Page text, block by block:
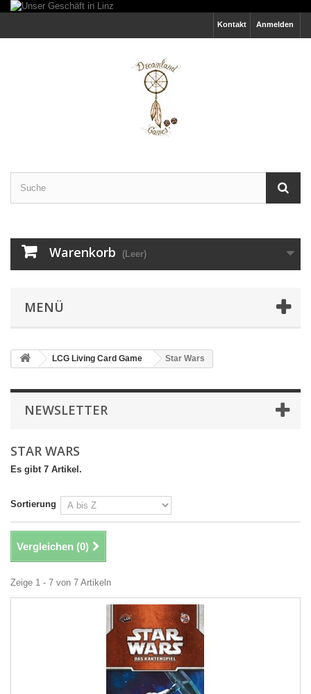
Anmelden
Kontakt
Warenkorb (Leer)
MENÜ
LCG Living Card Game Star Wars
NEWSLETTER
STAR WARS
Es gibt 7 Artikel.
Sortierung
Vergleichen (0)
Zeige 1 - 7 von 7 Artikeln